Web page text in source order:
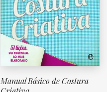
Manual Básico de Costura